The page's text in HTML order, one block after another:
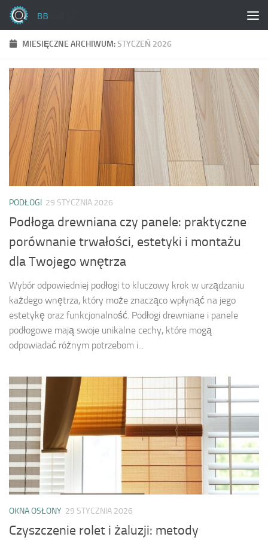
Skip to content
MIESIĘCZNE ARCHIWUM:STYCZEŃ 2026
PODŁOGI 29 STYCZNIA 2026
Podłoga drewniana czy panele: praktyczne
porównanie trwałości, estetyki i montażu
dla Twojego wnętrza
Wybór odpowiedniej podłogi to kluczowy krok w urządzaniu
każdego wnętrza, który może znacząco wpłynąć na jego
estetykę oraz funkcjonalność. Podłogi drewniane i panele
podłogowe mają swoje unikalne cechy, które mogą
odpowiadać różnym potrzebom i...
OKNA OSŁONY 29 STYCZNIA 2026
Czyszczenie rolet i żaluzji: metody